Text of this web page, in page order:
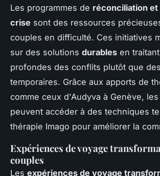
Les programmes de réconciliation et
crise sont des ressources
couples en difficulté. Ces initiatives
sur des solutions durables en
profondes des conflits plutôt que
temporaires. Grâce aux apports de
comme ceux d'Audyva à Genève,
peuvent accéder à des techniques
thérapie Imago pour améliorer la
Expériences de voyage
couples
Les expériences de voyage